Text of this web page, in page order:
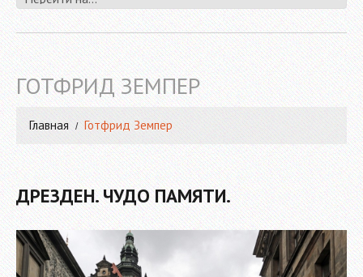
ГОТФРИД ЗЕМПЕР
Главная Готфрид Земпер
ДРЕЗДЕН. ЧУДО ПАМЯТИ.